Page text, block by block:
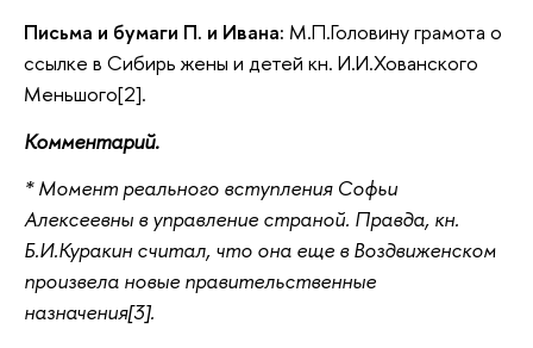
Письма и бумаги П. и Ивана: М.П.Головину грамота о
ссылке в Сибирь жены и детей кн. И.И.Хованского
Меньшого[2].
Комментарий.
* Момент реального вступления Софьи
Алексеевны в управление страной. Правда, кн.
Б.И.Куракин считал, что она еще в Воздвиженском
произвела новые правительственные
назначения[3].